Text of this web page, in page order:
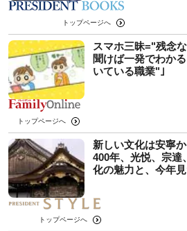
トップページへ
スマホ三昧="残念
聞けば一発でわか
いている職業"｣
トップページへ
新しい文化は安寧
400年、光悦、宗達
化の魅力と、今年
トップページへ